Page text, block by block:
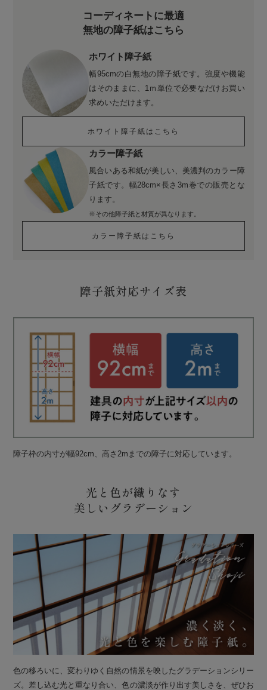
コーディネートに最適
無地の障子紙はこちら
ホワイト障子紙
幅95cmの白無地の障子紙です。強度や機能
はそのままに、1ｍ単位で必要なだけお買い
求めいただけます。
ホワイト障子紙はこちら
カラー障子紙
風合いある和紙が美しい、美濃判のカラー障
子紙です。幅28cm×長さ3m巻での販売とな
ります。
※その他障子紙と材質が異なります。
カラー障子紙はこちら
障子紙対応サイズ表
障子枠の内寸が幅92cm、高さ2mまでの障子に対応しています。
光と色が織りなす
美しいグラデーション
色の移ろいに、変わりゆく自然の情景を映したグラデーションシリー
ズ。差し込む光と重なり合い、色の濃淡が作り出す美しさを、ぜひお